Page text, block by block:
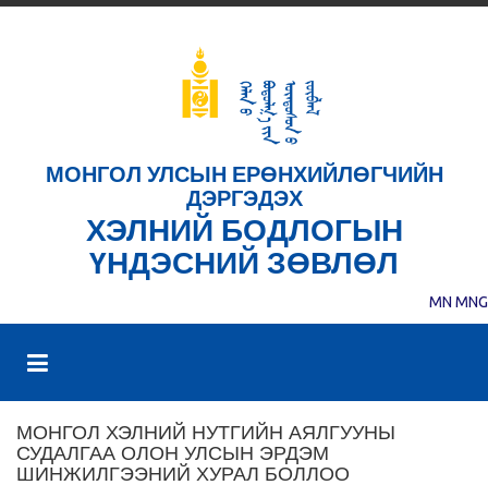
МОНГОЛ УЛСЫН ЕРӨНХИЙЛӨГЧИЙН
ДЭРГЭДЭХ
ХЭЛНИЙ БОДЛОГЫН
ҮНДЭСНИЙ ЗӨВЛӨЛ
MN MNG
МОНГОЛ ХЭЛНИЙ НУТГИЙН АЯЛГУУНЫ
СУДАЛГАА ОЛОН УЛСЫН ЭРДЭМ
ШИНЖИЛГЭЭНИЙ ХУРАЛ БОЛЛОО